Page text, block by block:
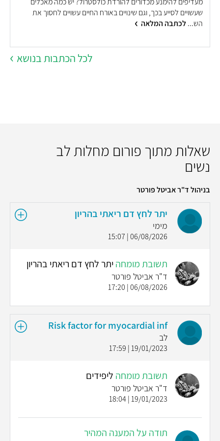
שעשויים לסייע בכך, וגם שינויים באורח החיים עשויים לחסוך את
הש...לכתבה המלאה
לכל הכתבות בנושא
שאלות מתוך פורום מחלות לב
נשים
בניהול ד"ר אביטל פורטר
יתר לחץ דם ריאתי בהריון
מימי
06/08/2026 | 15:07
תשובת מומחהיתר לחץ דם ריאתי בהריון
ד"ר אביטל פורטר
06/08/2026 | 17:20
Risk factor for myocardial inf
לב
19/01/2023 | 17:59
תשובת מומחה ליפידים
ד"ר אביטל פורטר
19/01/2023 | 18:04
תודה על המענה המהיר